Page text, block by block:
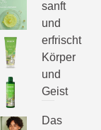
sanft
und
erfrischt
Körper
und
Geist
Das